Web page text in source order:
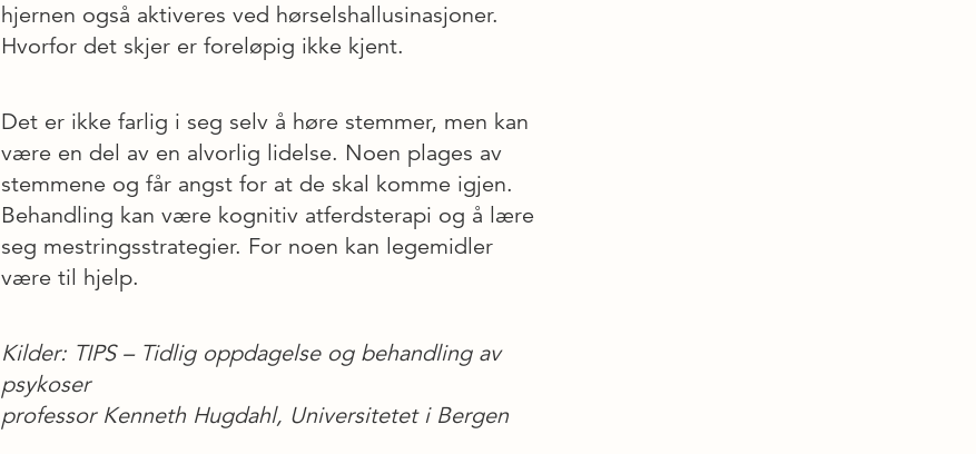
hjernen også aktiveres ved hørselshallusinasjoner.
Hvorfor det skjer er foreløpig ikke kjent.
Det er ikke farlig i seg selv å høre stemmer, men kan
være en del av en alvorlig lidelse. Noen plages av
stemmene og får angst for at de skal komme igjen.
Behandling kan være kognitiv atferdsterapi og å lære
seg mestringsstrategier. For noen kan legemidler
være til hjelp.
Kilder: TIPS – Tidlig oppdagelse og behandling av
psykoser
professor Kenneth Hugdahl, Universitetet i Bergen